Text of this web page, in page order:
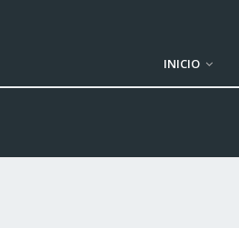
INICIO